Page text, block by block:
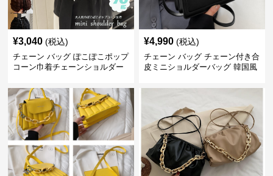
¥3,040 (税込)
チェーン バッグ ぽこぽこポップ
コーン巾着チェーンショルダー
¥4,990 (税込)
チェーン バッグ チェーン付き合
皮ミニショルダーバッグ 韓国風